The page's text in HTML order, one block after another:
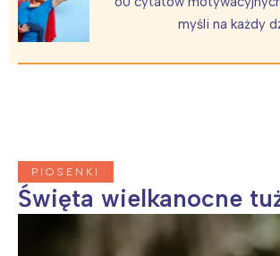
myśli na każdy
PIOSENKI
Święta wielkanocne
Łódź
Poznań